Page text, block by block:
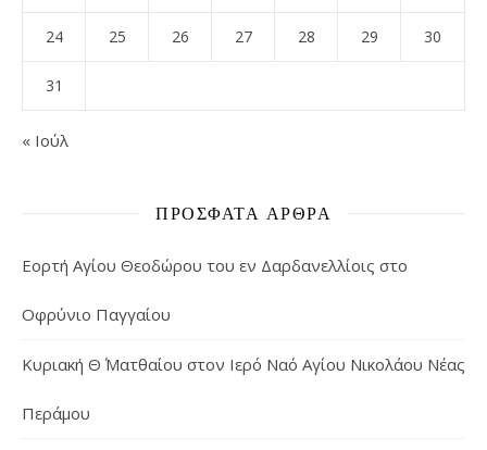
24 25 26 27 28 29 30
31
« Ιούλ
ΠΡΌΣΦΑΤΑ ΆΡΘΡΑ
Εορτή Αγίου Θεοδώρου του εν Δαρδανελλίοις στο
Οφρύνιο Παγγαίου
Κυριακή Θ΄ Ματθαίου στον Ιερό Ναό Αγίου Νικολάου Νέας
Περάμου